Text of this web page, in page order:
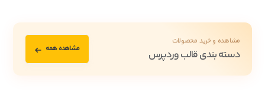
مشاهده و خرید محصولات
دسته بندی قالب وردپرس مشاهده همه